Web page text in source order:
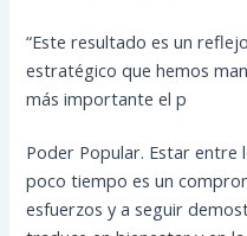
“Este resultado es un
estratégico que hemos
más importante el p
Poder Popular. Estar
poco tiempo es un
esfuerzos y a seguir